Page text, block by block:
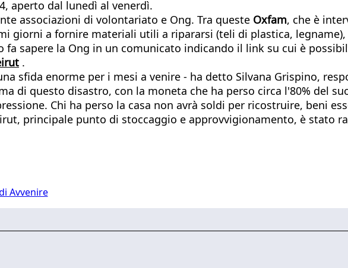
aperto dal lunedì al venerdì.
associazioni di volontariato e Ong. Tra queste Oxfam, che è
giorni a fornire materiali utili a ripararsi (teli di plastica,
sapere la Ong in un comunicato indicando il link su cui è
.
sfida enorme per i mesi a venire - ha detto Silvana Grispino,
di questo disastro, con la moneta che ha perso circa l'80% del
Chi ha perso la casa non avrà soldi per ricostruire, beni
principale punto di stoccaggio e approvvigionamento, è stato
Avvenire